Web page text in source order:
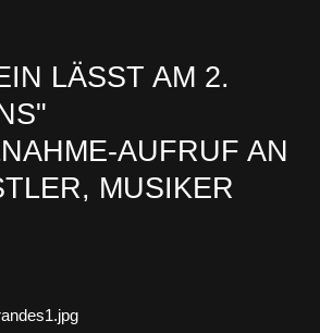
LÄSST AM 2.
AUFRUF AN
MUSIKER